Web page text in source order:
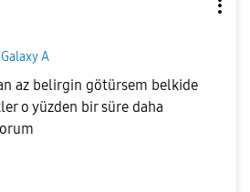
Galaxy A
az belirgin götürsem belkide
o yüzden bir süre daha